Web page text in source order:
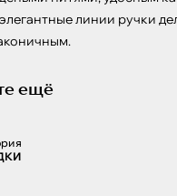
линии ручки
ещё